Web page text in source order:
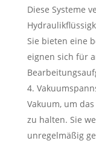
Diese Systeme
Sie bieten eine
eignen sich für
Vakuum, um
zu halten. Sie
unregelmäßig